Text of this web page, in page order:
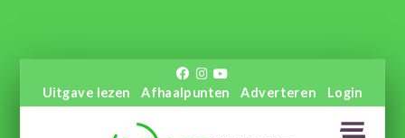
Uitgave lezen Afhaalpunten Adverteren Login